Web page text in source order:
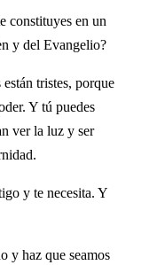
constituyes en un
y del Evangelio?
tristes, porque
Y tú puedes
ver la luz y ser
y te necesita. Y
y haz que seamos